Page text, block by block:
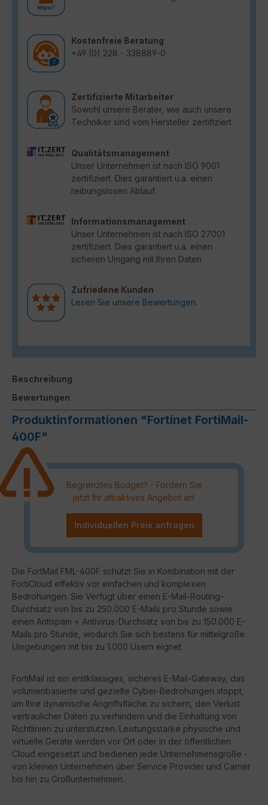
Kostenfreie Beratung
+49 (0) 228 - 338889-0
Zertifizierte Mitarbeiter
Sowohl unsere Berater, wie auch unsere
Techniker sind vom Hersteller zertifiziert.
Qualitätsmanagement
Unser Unternehmen ist nach ISO 9001
zertifiziert. Dies garantiert u.a. einen
reibungslosen Ablauf.
Informationsmanagement
Unser Unternehmen ist nach ISO 27001
zertifiziert. Dies garantiert u.a. einen
sicheren Umgang mit Ihren Daten.
Zufriedene Kunden
Lesen Sie unsere Bewertungen.
Beschreibung
Bewertungen
Produktinformationen "Fortinet FortiMail-
400F"
Begrenztes Budget? - Fordern Sie
jetzt Ihr attraktives Angebot an!
Individuellen Preis anfragen
Die FortMail FML-400F schützt Sie in Kombination mit der
FortiCloud effektiv vor einfachen und komplexen
Bedrohungen. Sie Verfügt über einen E-Mail-Routing-
Durchsatz von bis zu 250.000 E-Mails pro Stunde sowie
einen Antispam + Antivirus-Durchsatz von bis zu 150.000 E-
Mails pro Stunde, wodurch Sie sich bestens für mittelgroße
Umgebungen mit bis zu 1.000 Usern eignet.
FortiMail ist ein erstklassiges, sicheres E-Mail-Gateway, das
volumenbasierte und gezielte Cyber-Bedrohungen stoppt,
um Ihre dynamische Angriffsfläche zu sichern, den Verlust
vertraulicher Daten zu verhindern und die Einhaltung von
Richtlinien zu unterstützen. Leistungsstarke physische und
virtuelle Geräte werden vor Ort oder in der öffentlichen
Cloud eingesetzt und bedienen jede Unternehmensgröße -
von kleinen Unternehmen über Service Provider und Carrier
bis hin zu Großunternehmen.